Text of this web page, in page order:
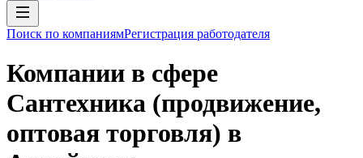
Поиск по компаниямРегистрация работодателя
Компании в сфере
Сантехника (продвижение,
оптовая торговля) в